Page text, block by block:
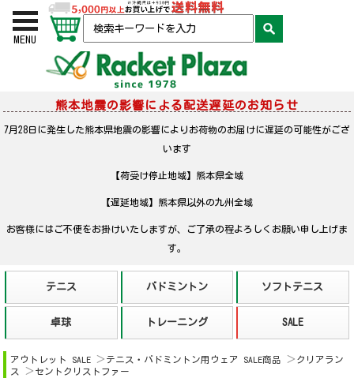
MENU
熊本地震の影響による配送遅延のお知らせ
7月28日に発生した熊本県地震の影響によりお荷物のお届けに遅延の可能性がござ
います
【荷受け停止地域】熊本県全域
【遅延地域】熊本県以外の九州全域
お客様にはご不便をお掛けいたしますが、ご了承の程よろしくお願い申し上げま
す。
アウトレット SALE テニス・バドミントン用ウェア SALE商品
クリアラン
ス
セントクリストファー